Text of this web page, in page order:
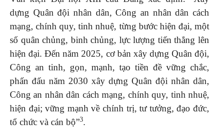
dựng Quân đội nhân dân, Công an nhân dân cách
mạng, chính quy, tinh nhuệ, từng bước hiện đại, một
số quân chủng, binh chủng, lực lượng tiến thẳng lên
hiện đại. Đến năm 2025, cơ bản xây dựng Quân đội,
Công an tinh, gọn, mạnh, tạo tiền đề vững chắc,
phấn đấu năm 2030 xây dựng Quân đội nhân dân,
Công an nhân dân cách mạng, chính quy, tinh nhuệ,
hiện đại; vững mạnh về chính trị, tư tưởng, đạo đức,
tổ chức và cán bộ”3.